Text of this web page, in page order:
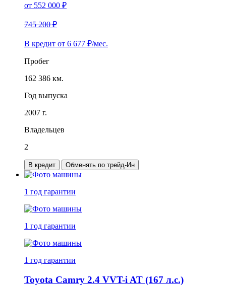
от 552 000 ₽
745 200 ₽
В кредит от 6 677 ₽/мес.
Пробег
162 386 км.
Год выпуска
2007 г.
Владельцев
2
В кредит Обменять по трейд-Ин
1 год гарантии
1 год гарантии
1 год гарантии
Toyota Camry 2.4 VVT-i AT (167 л.с.)